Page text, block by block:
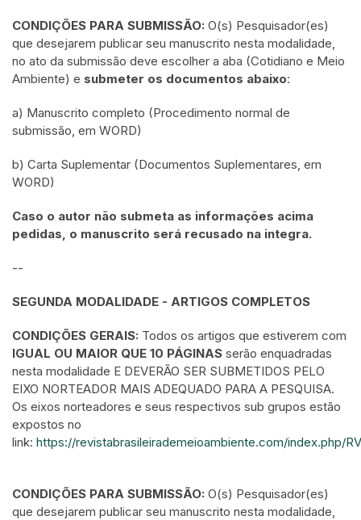
CONDIÇÕES PARA SUBMISSÃO: O(s) Pesquisador(es)
que desejarem publicar seu manuscrito nesta modalidade,
no ato da submissão deve escolher a aba (Cotidiano e Meio
Ambiente) e submeter os documentos abaixo:
a) Manuscrito completo (Procedimento normal de
submissão, em WORD)
b) Carta Suplementar (Documentos Suplementares, em
WORD)
Caso o autor não submeta as informações acima
pedidas, o manuscrito será recusado na integra.
--
SEGUNDA MODALIDADE - ARTIGOS COMPLETOS
CONDIÇÕES GERAIS: Todos os artigos que estiverem com
IGUAL OU MAIOR QUE 10 PÁGINAS serão enquadradas
nesta modalidade E DEVERÃO SER SUBMETIDOS PELO
EIXO NORTEADOR MAIS ADEQUADO PARA A PESQUISA.
Os eixos norteadores e seus respectivos sub grupos estão
expostos no
link: https://revistabrasileirademeioambiente.com/index.php/
CONDIÇÕES PARA SUBMISSÃO: O(s) Pesquisador(es)
que desejarem publicar seu manuscrito nesta modalidade,